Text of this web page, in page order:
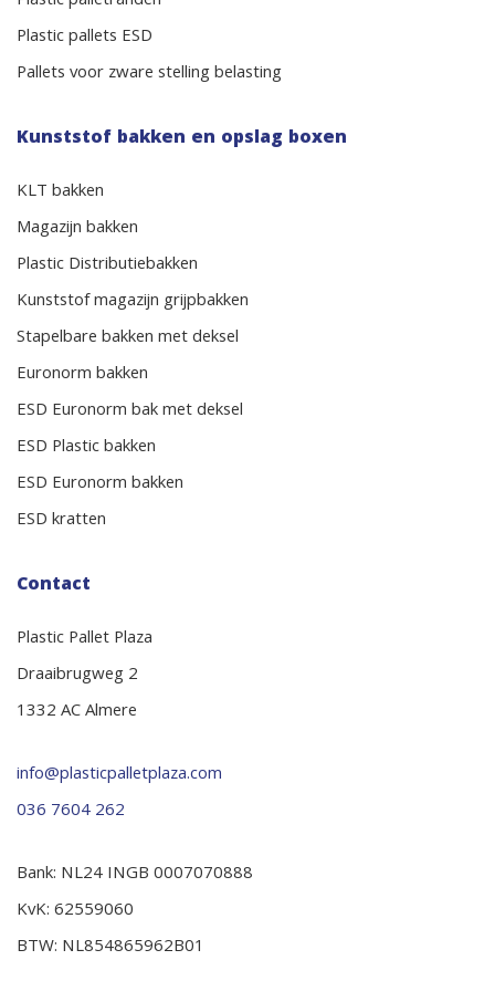
Plastic pallets ESD
Pallets voor zware stelling belasting
Kunststof bakken en opslag boxen
KLT bakken
Magazijn bakken
Plastic Distributiebakken
Kunststof magazijn grijpbakken
Stapelbare bakken met deksel
Euronorm bakken
ESD Euronorm bak met deksel
ESD Plastic bakken
ESD Euronorm bakken
ESD kratten
Contact
Plastic Pallet Plaza
Draaibrugweg 2
1332 AC Almere
info@plasticpalletplaza.com
036 7604 262
Bank: NL24 INGB 0007070888
KvK: 62559060
BTW: NL854865962B01